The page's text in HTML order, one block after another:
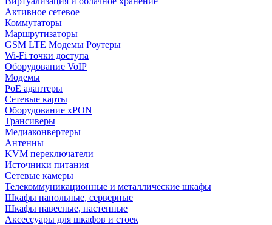
Активное сетевое
Коммутаторы
Маршрутизаторы
GSM LTE Модемы Роутеры
Wi-Fi точки доступа
Оборудование VoIP
Модемы
PoE адаптеры
Сетевые карты
Оборудование xPON
Трансиверы
Медиаконвертеры
Антенны
KVM переключатели
Источники питания
Сетевые камеры
Телекоммуникационные и металлические шкафы
Шкафы напольные, серверные
Шкафы навесные, настенные
Аксессуары для шкафов и стоек